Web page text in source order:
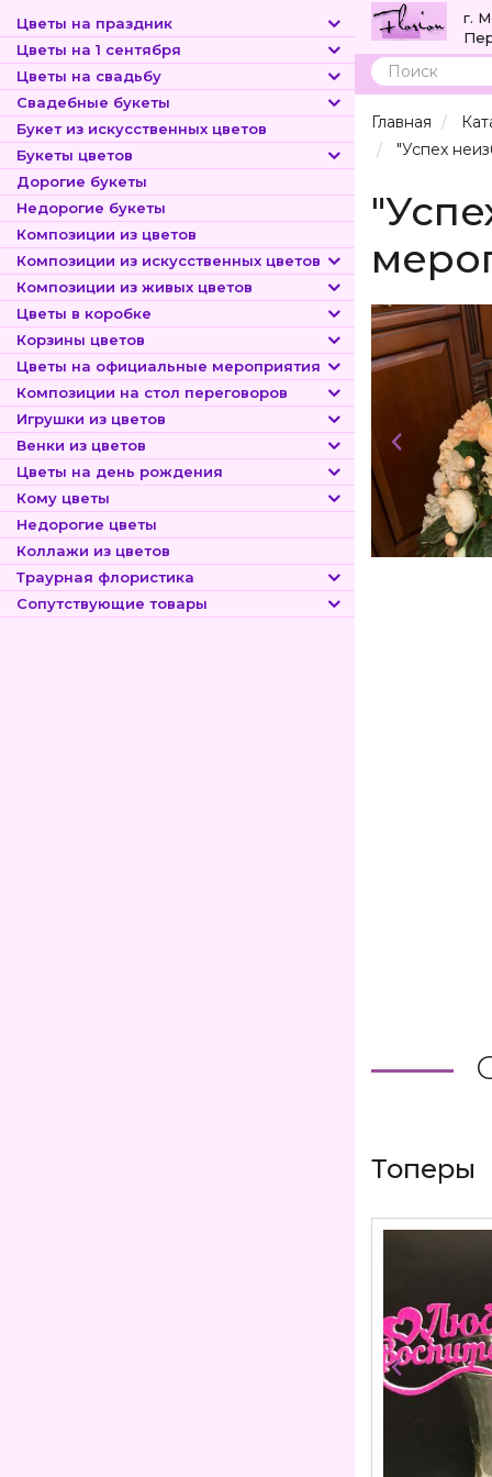
Цветы на праздник
Цветы на 1 сентября
Цветы на свадьбу
Свадебные букеты
Букет из искусственных цветов
Букеты цветов
Дорогие букеты
Недорогие букеты
Композиции из цветов
Композиции из искусственных цветов
Композиции из живых цветов
Цветы в коробке
Корзины цветов
Цветы на официальные мероприятия
Композиции на стол переговоров
Игрушки из цветов
Венки из цветов
Цветы на день рождения
Кому цветы
Недорогие цветы
Коллажи из цветов
Траурная флористика
Сопутствующие товары
г.
Поиск
Главная
"Успех
Топеры